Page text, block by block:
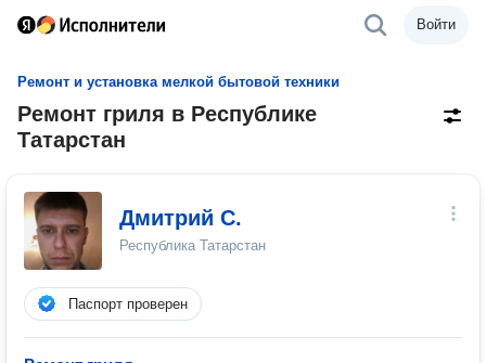
Войти
Ремонт и установка мелкой бытовой техники
Ремонт гриля в Республике
Татарстан
Дмитрий С.
Республика Татарстан
Паспорт проверен